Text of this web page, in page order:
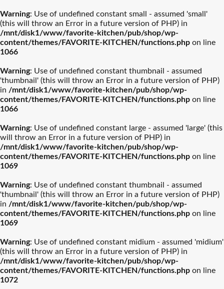
Warning: Use of undefined constant small - assumed 'small'
(this will throw an Error in a future version of PHP) in
/mnt/disk1/www/favorite-kitchen/pub/shop/wp-
content/themes/FAVORITE-KITCHEN/functions.php on line
1066
Warning: Use of undefined constant thumbnail - assumed
'thumbnail' (this will throw an Error in a future version of PHP)
in /mnt/disk1/www/favorite-kitchen/pub/shop/wp-
content/themes/FAVORITE-KITCHEN/functions.php on line
1066
Warning: Use of undefined constant large - assumed 'large' (this
will throw an Error in a future version of PHP) in
/mnt/disk1/www/favorite-kitchen/pub/shop/wp-
content/themes/FAVORITE-KITCHEN/functions.php on line
1069
Warning: Use of undefined constant thumbnail - assumed
'thumbnail' (this will throw an Error in a future version of PHP)
in /mnt/disk1/www/favorite-kitchen/pub/shop/wp-
content/themes/FAVORITE-KITCHEN/functions.php on line
1069
Warning: Use of undefined constant midium - assumed 'midium'
(this will throw an Error in a future version of PHP) in
/mnt/disk1/www/favorite-kitchen/pub/shop/wp-
content/themes/FAVORITE-KITCHEN/functions.php on line
1072